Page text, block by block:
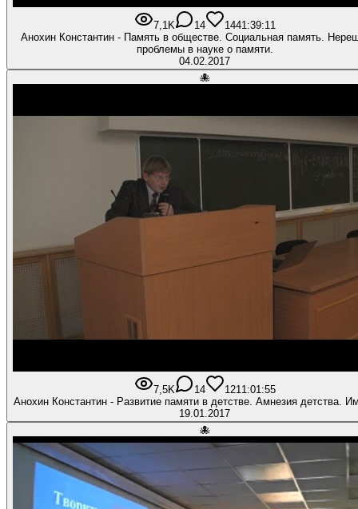
7,1K 14 1441:39:11
Анохин Константин - Память в обществе. Социальная память.
проблемы в науке о памяти.
04.02.2017
🐙
7,5K 14 121 1:01:55
Анохин Константин - Развитие памяти в детстве. Амнезия детства.
19.01.2017
🐙